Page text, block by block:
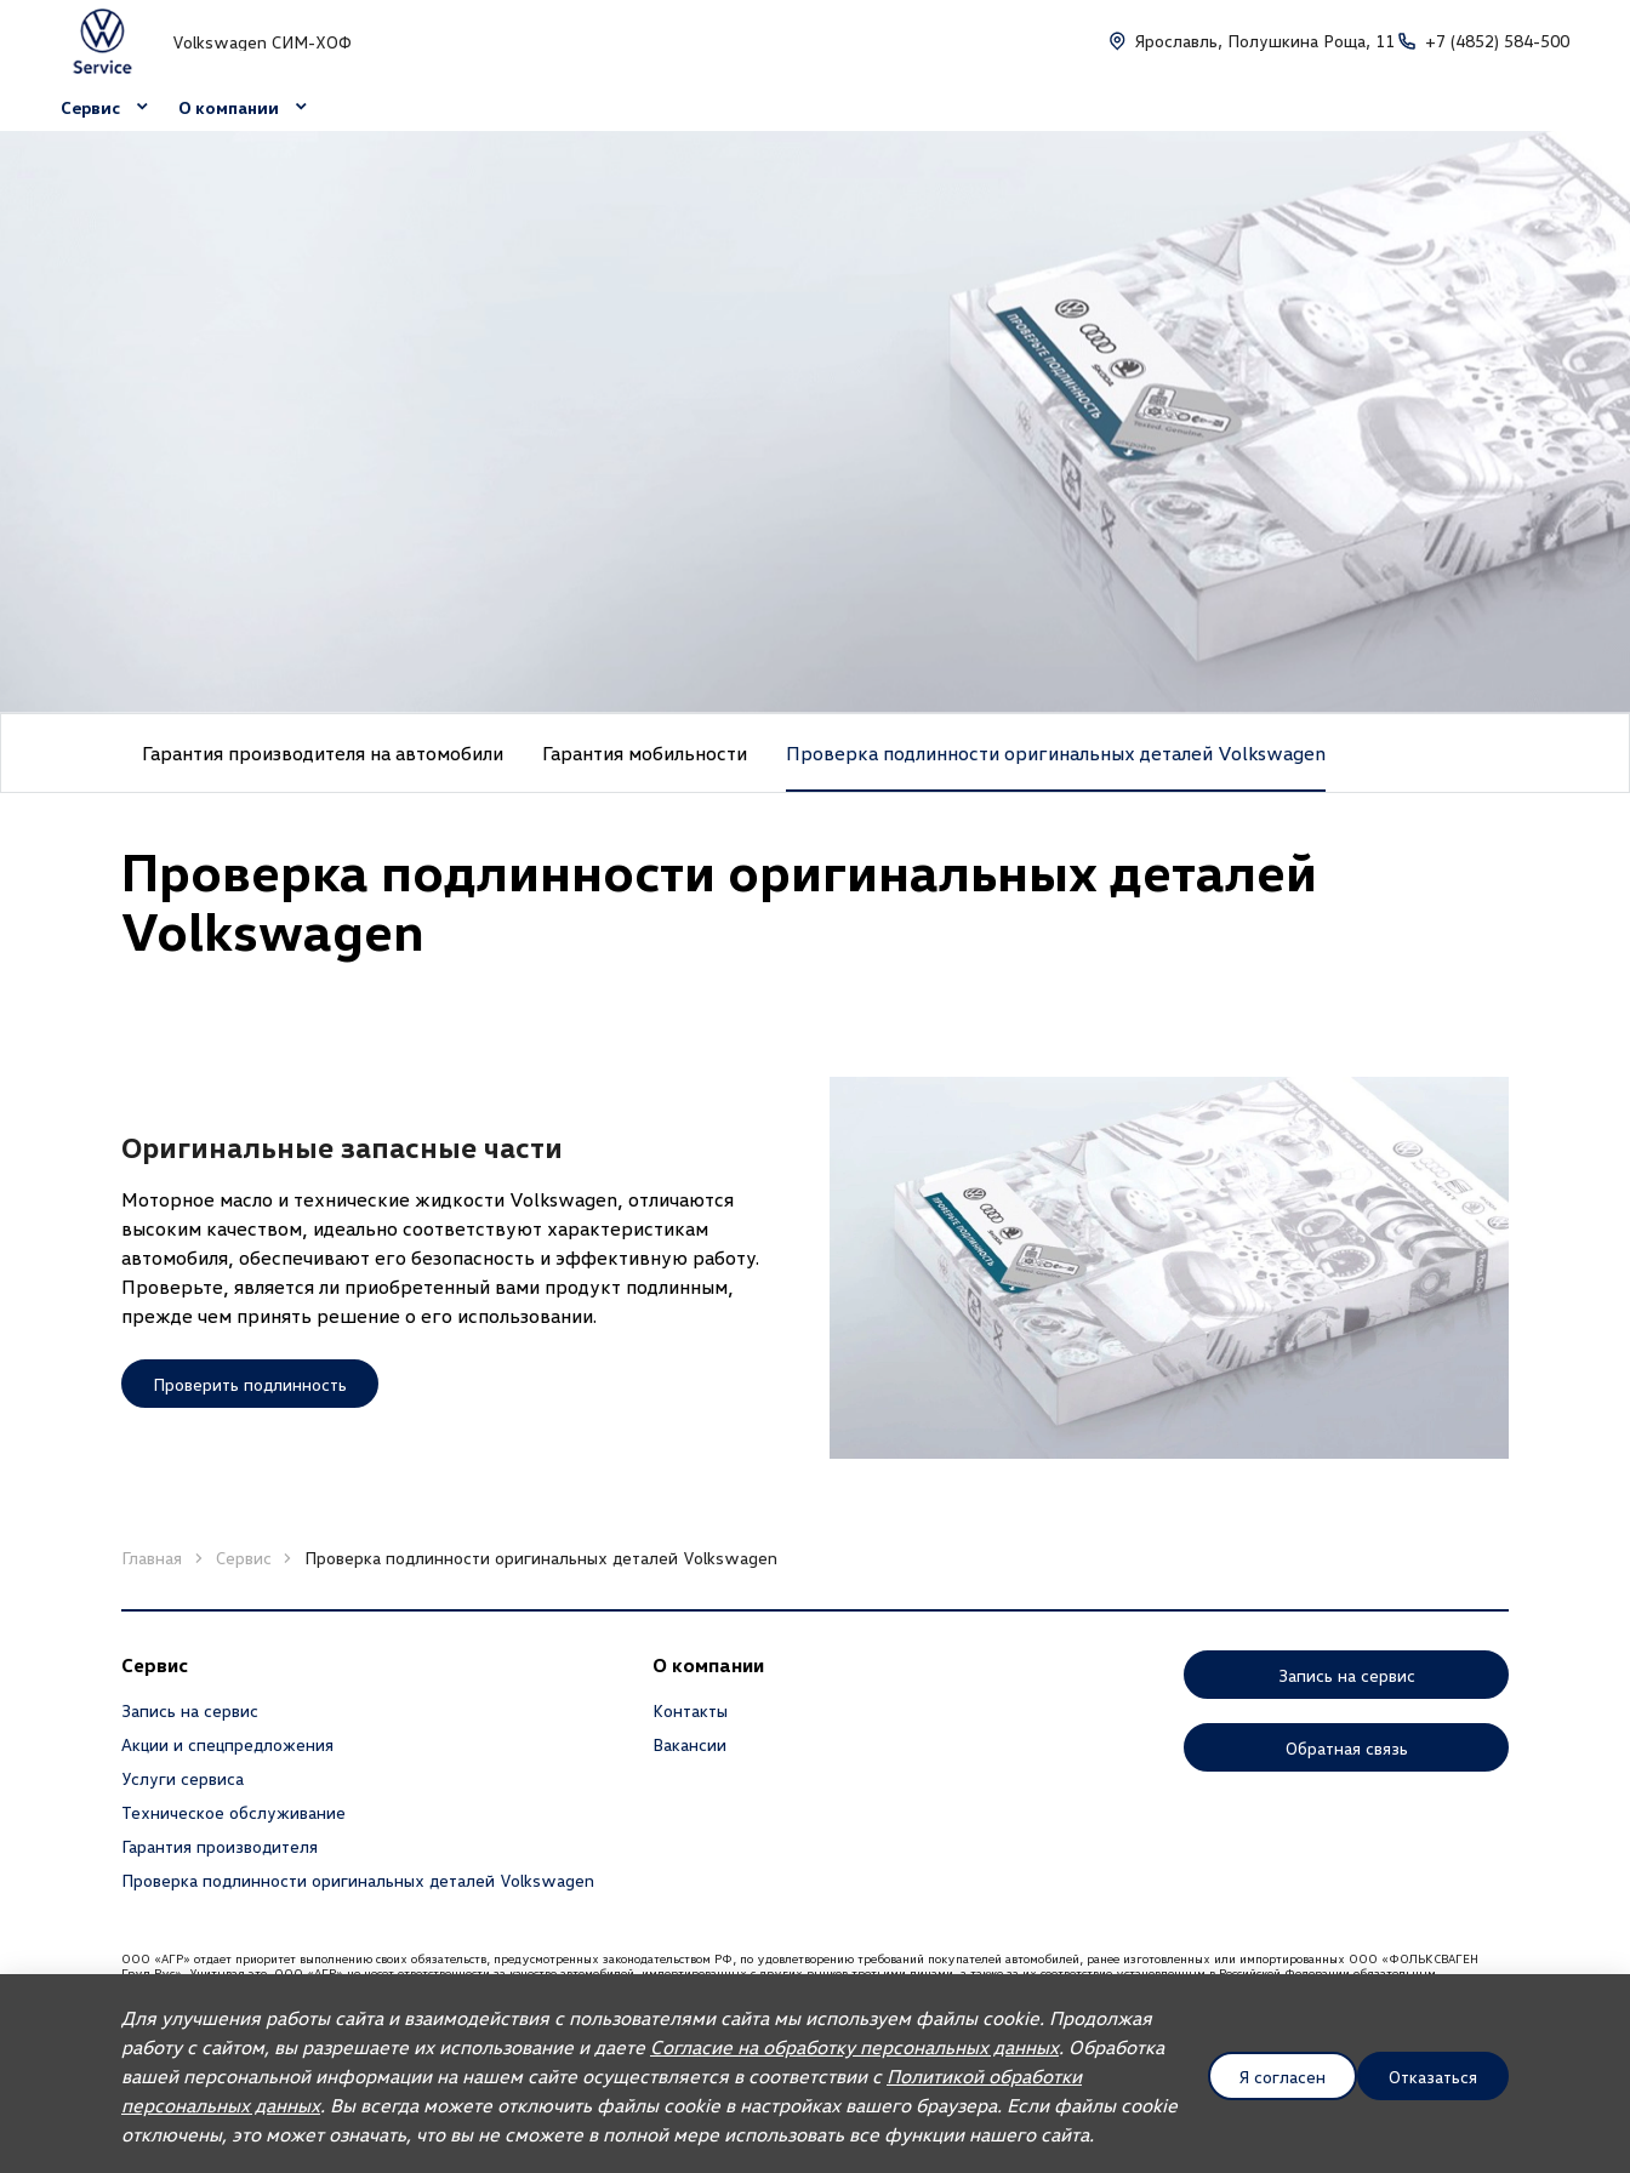
Volkswagen СИМ-ХОФ Ярославль, Полушкина Роща, 11 +7 (4852) 584-500
Сервис О компании
Гарантия производителя на автомобили Гарантия мобильности Проверка подлинности оригинальных деталей Volkswagen
Проверка подлинности оригинальных деталей
Volkswagen
Оригинальные запасные части
Моторное масло и технические жидкости Volkswagen, отличаются
высоким качеством, идеально соответствуют характеристикам
автомобиля, обеспечивают его безопасность и эффективную работу.
Проверьте, является ли приобретенный вами продукт подлинным,
прежде чем принять решение о его использовании.
Проверить подлинность
Главная Сервис Проверка подлинности оригинальных деталей Volkswagen
Сервис
Запись на сервис
Акции и спецпредложения
Услуги сервиса
Техническое обслуживание
Гарантия производителя
Проверка подлинности оригинальных деталей Volkswagen
О компании
Контакты
Вакансии
Запись на сервис
Обратная связь
ООО «АГР» отдает приоритет выполнению своих обязательств, предусмотренных законодательством РФ, по удовлетворению требований покупателей автомобилей, ранее изготовленных или импортированных ООО «ФОЛЬКСВАГЕН
Груп Рус». Учитывая это, ООО «АГР» не несет ответственности за качество автомобилей, импортированных с других рынков третьими лицами, а также за их соответствие установленным в Российской Федерации обязательным
Для автомобилей бренда дилерское предприятие осуществляет продажу запасных частей и организацию послепродажного обслуживания.
© 2026, AGR Automotive Group. UDP Auto
Правовая информация
Для улучшения работы сайта и взаимодействия с пользователями сайта мы используем файлы cookie. Продолжая
работу с сайтом, вы разрешаете их использование и даете Согласие на обработку персональных данных. Обработка
вашей персональной информации на нашем сайте осуществляется в соответствии с Политикой обработки
персональных данных. Вы всегда можете отключить файлы cookie в настройках вашего браузера. Если файлы cookie
отключены, это может означать, что вы не сможете в полной мере использовать все функции нашего сайта.
Я согласен Отказаться